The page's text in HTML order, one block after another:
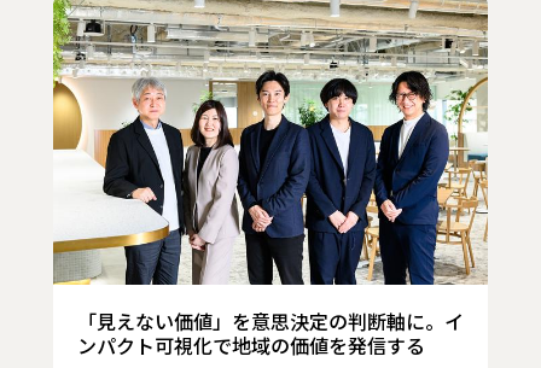
「見えない価値」を意思決定の判断軸に。イ
ンパクト可視化で地域の価値を発信する